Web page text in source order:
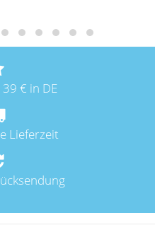
€ in DE
Lieferzeit